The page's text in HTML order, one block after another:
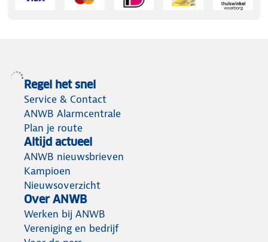
Regel het snel
Service & Contact
ANWB Alarmcentrale
Plan je route
Altijd actueel
ANWB nieuwsbrieven
Kampioen
Nieuwsoverzicht
Over ANWB
Werken bij ANWB
Vereniging en bedrijf